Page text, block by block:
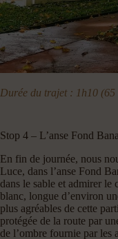
Durée du trajet : 1h10 (65
Stop 4 – L’anse Fond
En fin de journée, nous
Luce, dans l’anse Fond
dans le sable et admirer le
blanc, longue d’environ
plus agréables de cette
protégée de la route par
de l’ombre fournie par les